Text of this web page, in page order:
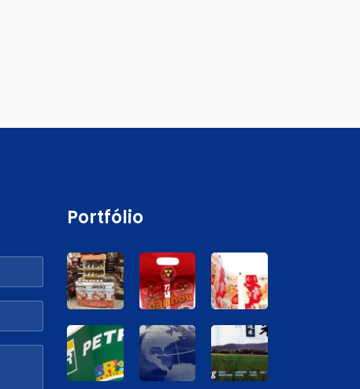
Portfólio